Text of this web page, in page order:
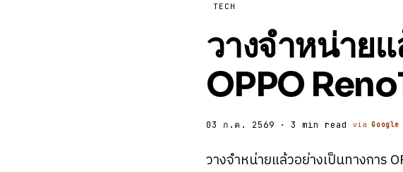
TECH
วางจำหน่ายแ
OPPO
03 ก.ค. 2569 · 3 min read viaGoogle
วางจำหน่ายแล้วอย่างเป็นทางการ